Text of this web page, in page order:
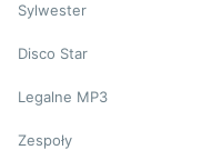
Sylwester
Disco Star
Legalne MP3
Zespoły